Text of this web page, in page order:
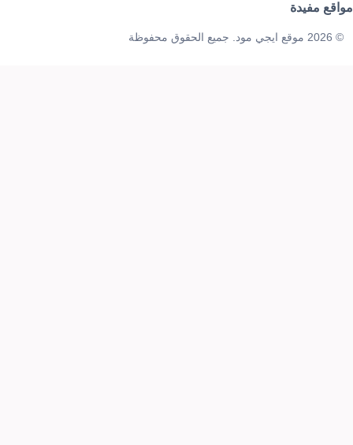
مواقع مفيدة
© 2026 موقع ايجي مود. جميع الحقوق محفوظة